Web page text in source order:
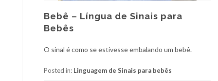
Bebê – Língua de Sinais para
Bebês
O sinal é como se estivesse embalando um bebê.
Posted in: Linguagem de Sinais para bebês